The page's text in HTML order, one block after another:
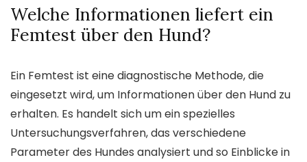
Welche Informationen liefert ein
Femtest über den Hund?
Ein Femtest ist eine diagnostische Methode, die
eingesetzt wird, um Informationen über den Hund zu
erhalten. Es handelt sich um ein spezielles
Untersuchungsverfahren, das verschiedene
Parameter des Hundes analysiert und so Einblicke in